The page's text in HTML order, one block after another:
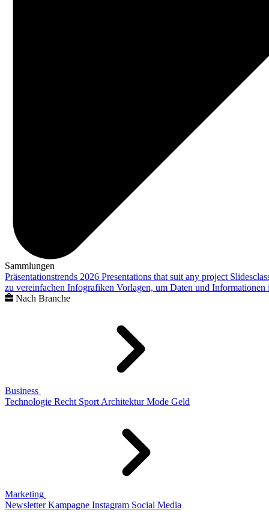
Sammlungen
Präsentationstrends 2026 Presentations that suit any project
zu vereinfachen Infografiken Vorlagen, um Daten und
Nach Branche
Business
Technologie Recht Sport Architektur Mode Geld
Marketing
Newsletter Kampagne Instagram Social Media